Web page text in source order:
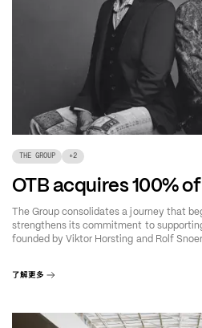
THE GROUP +2
OTB acquires 100%
The Group consolidates a journey that
strengthens its commitment to
founded by Viktor Horsting and Rolf
了解更多